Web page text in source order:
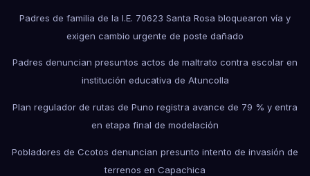
Padres de familia de la I.E. 70623 Santa Rosa bloquearon vía y
exigen cambio urgente de poste dañado
Padres denuncian presuntos actos de maltrato contra escolar en
institución educativa de Atuncolla
Plan regulador de rutas de Puno registra avance de 79 % y entra
en etapa final de modelación
Pobladores de Ccotos denuncian presunto intento de invasión de
terrenos en Capachica